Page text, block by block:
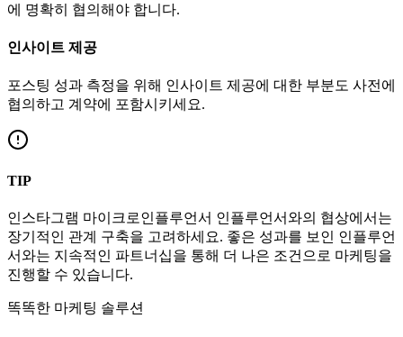
에 명확히 협의해야 합니다.
인사이트 제공
포스팅 성과 측정을 위해 인사이트 제공에 대한 부분도 사전에
협의하고 계약에 포함시키세요.
TIP
인스타그램 마이크로인플루언서 인플루언서와의 협상에서는
장기적인 관계 구축을 고려하세요. 좋은 성과를 보인 인플루언
서와는 지속적인 파트너십을 통해 더 나은 조건으로 마케팅을
진행할 수 있습니다.
똑똑한 마케팅 솔루션